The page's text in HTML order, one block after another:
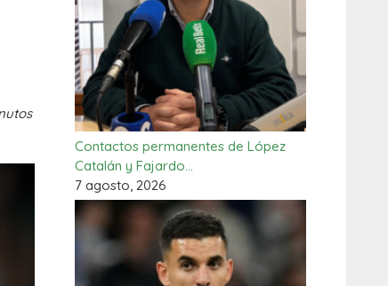
Contactos permanentes de López
Catalán y Fajardo…
7 agosto, 2026